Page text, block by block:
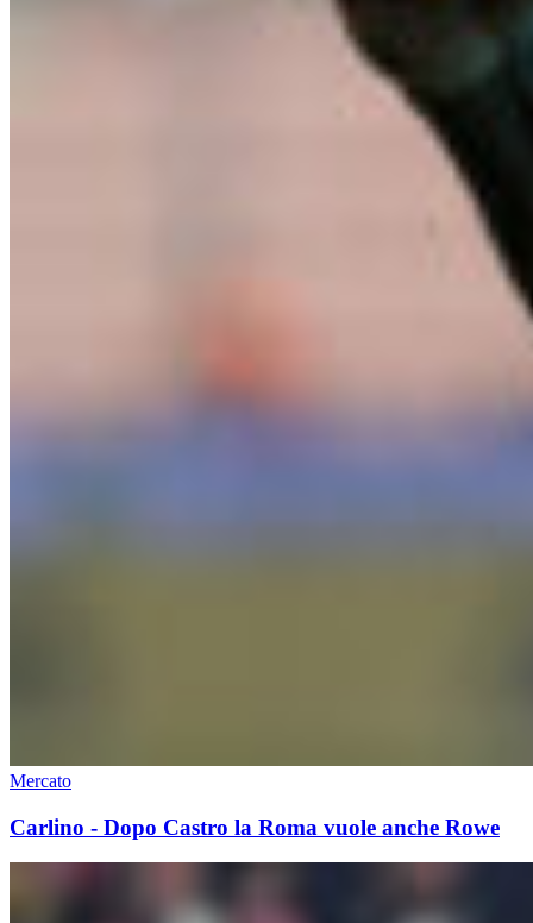
Mercato
Carlino - Dopo Castro la Roma vuole anche Rowe